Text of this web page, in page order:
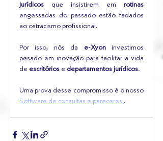
jurídicos que insistirem em rotinas
engessadas do passado estão fadados
ao ostracismo profissional.
Por isso, nós da e-Xyon investimos
pesado em inovação para facilitar a vida
de escritórios e departamentos jurídicos.
Software de consultas e pareceres .